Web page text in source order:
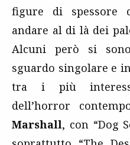
figure di spessore
andare al di là dei
Alcuni però si
sguardo singolare e
tra i più
dell’horror
Marshall, con “Dog